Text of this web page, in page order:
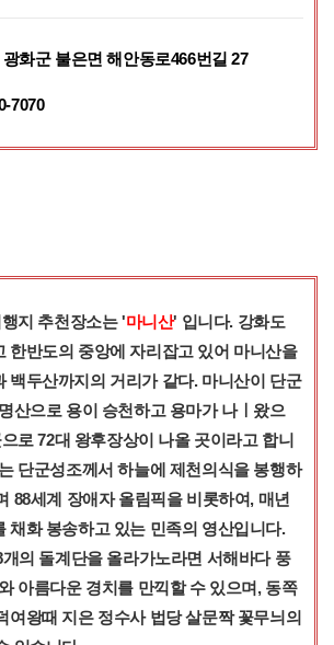
화군 불은면 해안동로466번길 27
7070
지 추천장소는 '마니산' 입니다. 강화도
한반도의 중앙에 자리잡고 있어 마니산을
백두산까지의 거리가 같다. 마니산이 단군
산으로 용이 승천하고 용마가 나ㅣ왔으
로 72대 왕후장상이 나올 곳이라고 합니
단군성조께서 하늘에 제천의식을 봉행하
88세계 장애자 올림픽을 비롯하여, 매년
채화 봉송하고 있는 민족의 영산입니다.
의 돌계단을 올라가노라면 서해바다 풍
아름다운 경치를 만끽할 수 있으며, 동쪽
여왕때 지은 정수사 법당 살문짝 꽃무늬의